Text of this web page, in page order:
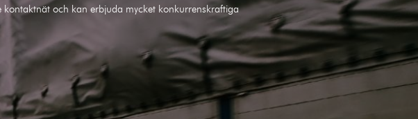
och kan erbjuda mycket konkurrenskraftiga